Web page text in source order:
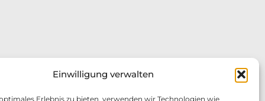
Einwilligung verwalten
Erlebnis zu bieten, verwenden wir Technologien wie